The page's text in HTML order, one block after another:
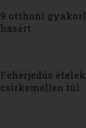
9 otthoni
hasért
Fehérjedús
csirkemellen túl